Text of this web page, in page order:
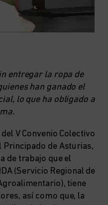
entregar la ropa de
han ganado el
lo que ha obligado a
V Convenio Colectivo
de Asturias,
de trabajo que el
(Servicio Regional de
tiene
así como que, la